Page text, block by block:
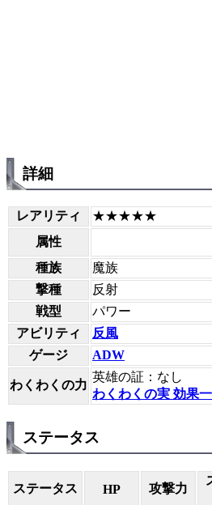
詳細
レアリティ
★★★★★
属性
種族
魔族
撃種
反射
戦型
パワー
アビリティ
反風
ゲージ
ADW
わくわくの力
英雄の証：なし
わくわくの実 効果
ステータス
ステータス HP 攻撃力